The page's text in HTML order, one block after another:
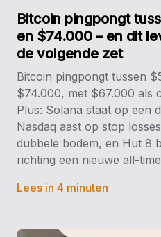
Bitcoin pingpongt
en $74.000 – en dit
de volgende zet
Bitcoin pingpongt tussen
$74.000, met $67.000 als
Plus: Solana staat op een
Nasdaq aast op stop
dubbele bodem, en Hut 8
richting een nieuwe all-
Lees in 4 minuten